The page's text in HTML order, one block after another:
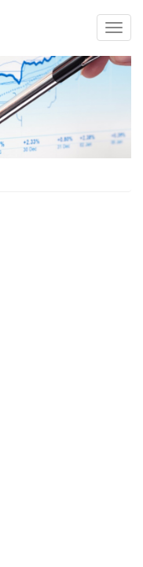
Toggle